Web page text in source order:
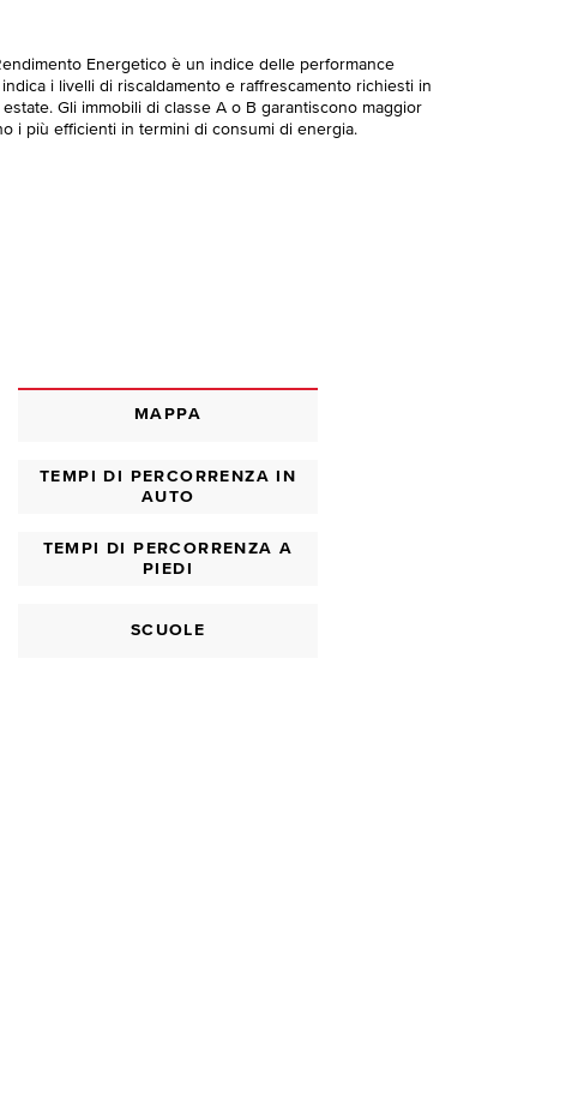
Energetico è un indice delle performance
i livelli di riscaldamento e raffrescamento richiesti in
Gli immobili di classe A o B garantiscono maggior
i più efficienti in termini di consumi di energia.
MAPPA
TEMPI DI PERCORRENZA IN
AUTO
TEMPI DI PERCORRENZA A
PIEDI
SCUOLE